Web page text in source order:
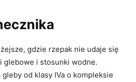
gdzie rzepak nie udaje się
glebowe i stosunki wodne.
od klasy IVa o kompleksie